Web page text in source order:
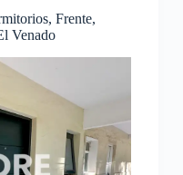
Frente,
Venado